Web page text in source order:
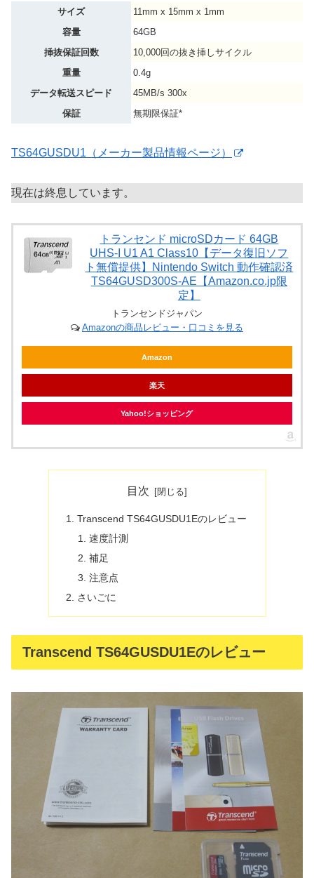
サイズ
11mm x 15mm x 1mm
容量
64GB
挿抜保証回数
10,000回の抜き挿しサイクル
重量
0.4g
データ転送スピード
45MB/s 300x
保証
無期限保証*
TS64GUSDU1（メーカー製品情報ページ）
現在は終息しています。
トランセンド microSDカード 64GB
UHS-I U1 A1 Class10【データ復旧ソフ
ト無償提供】Nintendo Switch 動作確認済
TS64GUSD300S-AE【Amazon.co.jp限
定】
トランセンドジャパン
Amazonの商品レビュー・口コミを見る
Amazon
楽天
Yahoo!ショッピング
目次
Transcend TS64GUSDU1Eのレビュー
速度計測
補足
注意点
さいごに
Transcend TS64GUSDU1Eのレビュー